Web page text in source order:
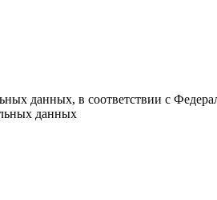
данных, в соответствии с
данных